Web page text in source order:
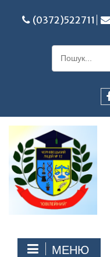
(0372)522711
Шукати:
МЕНЮ